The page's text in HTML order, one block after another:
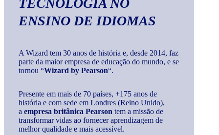
TECNOLOGIANO
ENSINO DE IDIOMAS
A Wizard tem 30 anos de história e, desde 2014, faz
parte da maior empresa de educação do mundo, e se
tornou “Wizard by Pearson“.
Presente em mais de 70 países, +175 anos de
história e com sede em Londres (Reino Unido),
a empresa britânica Pearson tem a missão de
transformar vidas ao fornecer aprendizagem de
melhor qualidade e mais acessível.